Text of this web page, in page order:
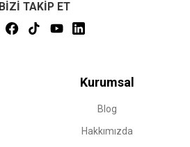
BİZİ TAKİP ET
Kurumsal
Blog
Hakkımızda